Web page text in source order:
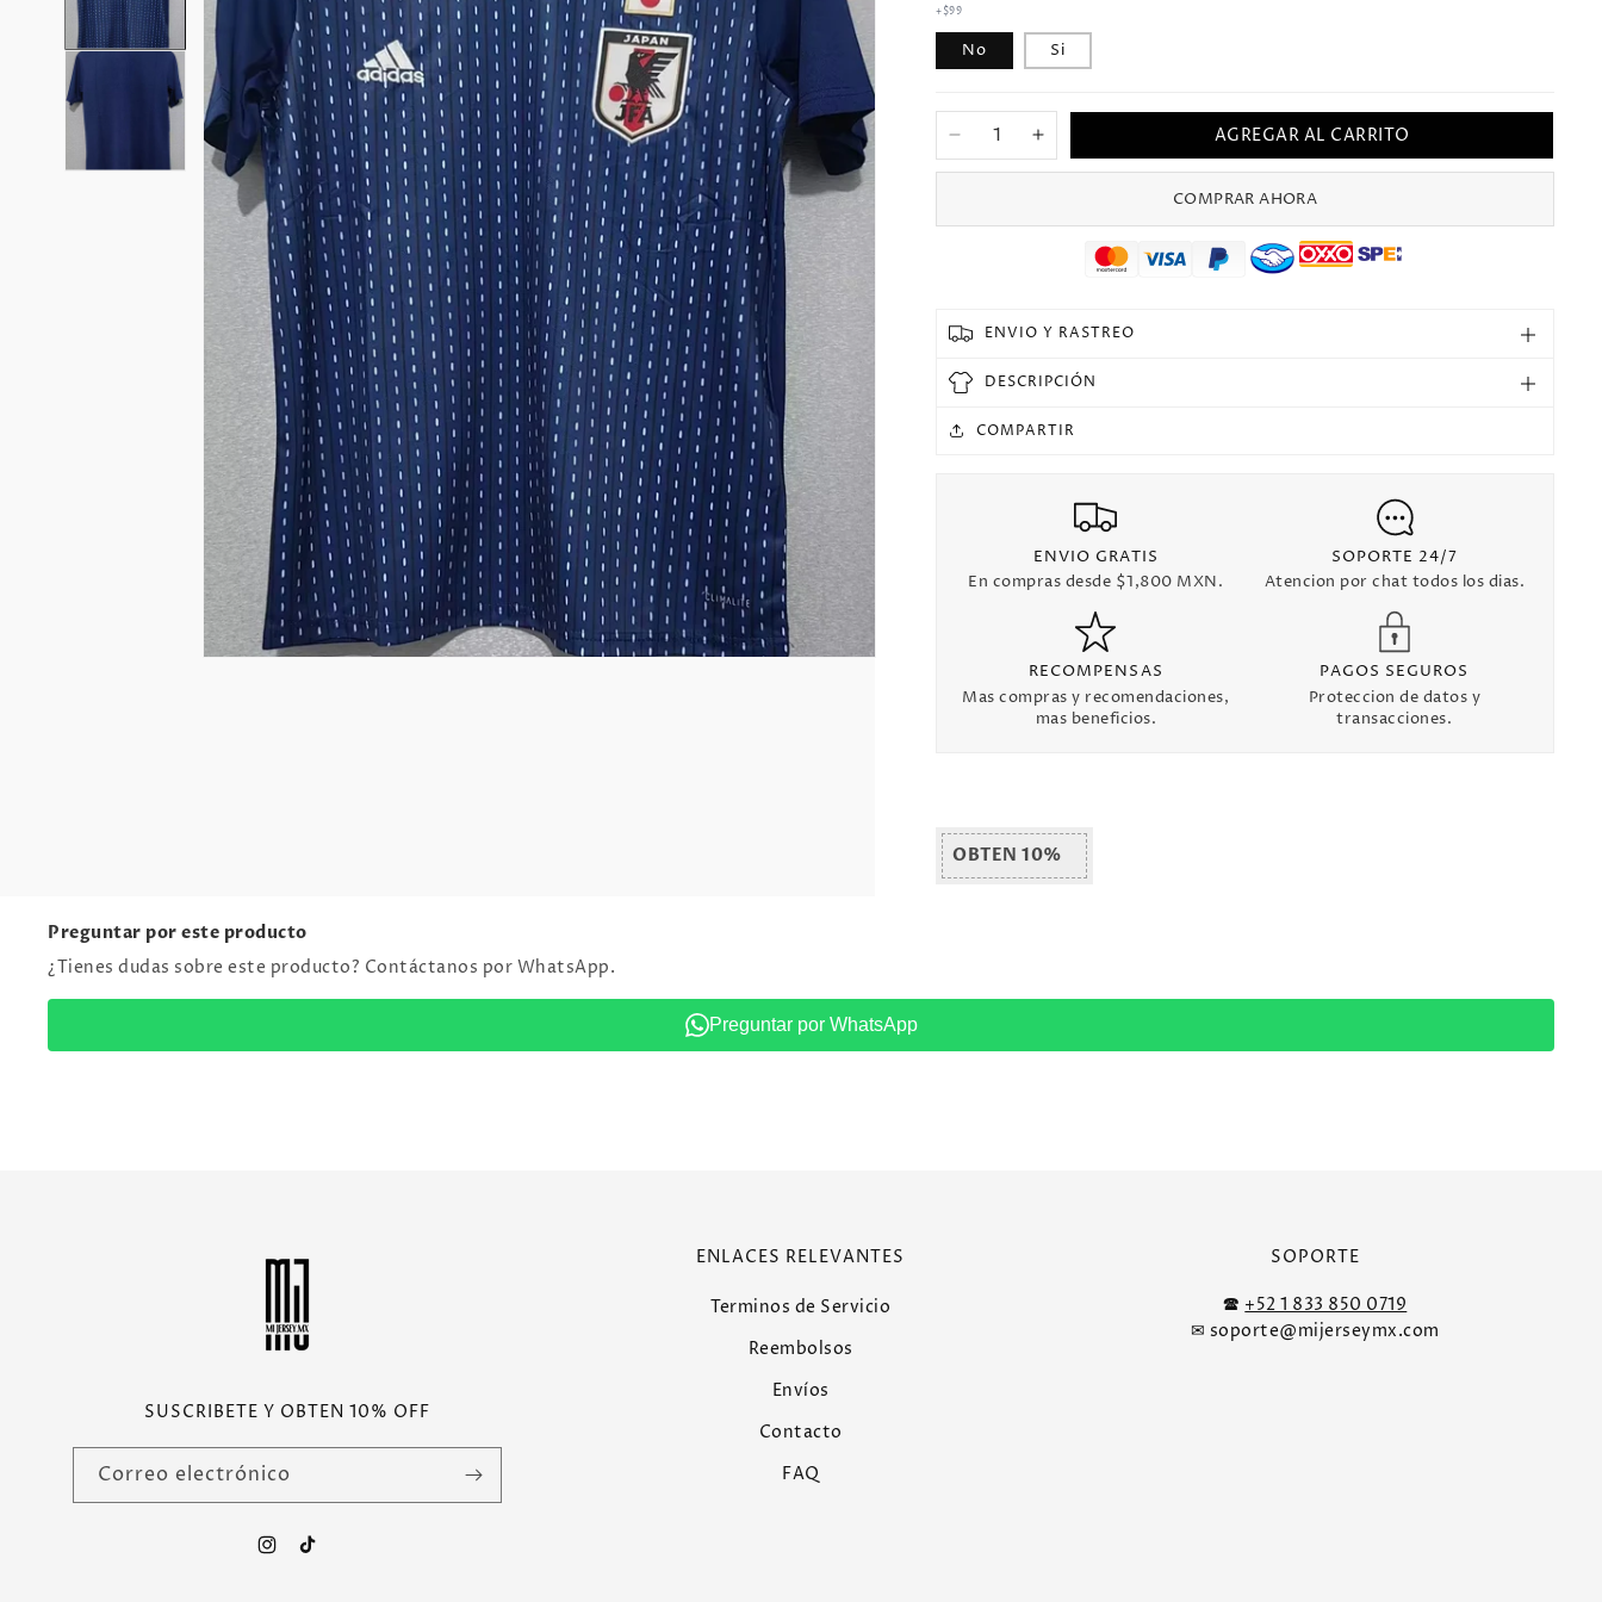
+$99
No Si
Reducir
cantidad
2018
Fan
Selecciones
Retro
Aumentar
cantidad
2018
Selecciones
Retro
AGREGAR AL CARRITO
COMPRAR AHORA
ENVIO Y RASTREO
DESCRIPCIÓN
COMPARTIR
ENVIO GRATIS
En compras desde $1,800 MXN.
SOPORTE 24/7
Atencion por chat todos los dias.
RECOMPENSAS
Mas compras y recomendaciones,
mas beneficios.
PAGOS SEGUROS
Proteccion de datos y
transacciones.
OBTEN 10%
Preguntar por este producto
¿Tienes dudas sobre este producto? Contáctanos por WhatsApp.
Preguntar por WhatsApp
SUSCRIBETE Y OBTEN 10% OFF
Correo electrónico
Instagram
TikTok
ENLACES RELEVANTES
Terminos de Servicio
Reembolsos
Envíos
Contacto
FAQ
SOPORTE
🕿 +52 1 833 850 0719
✉ soporte@mijerseymx.com